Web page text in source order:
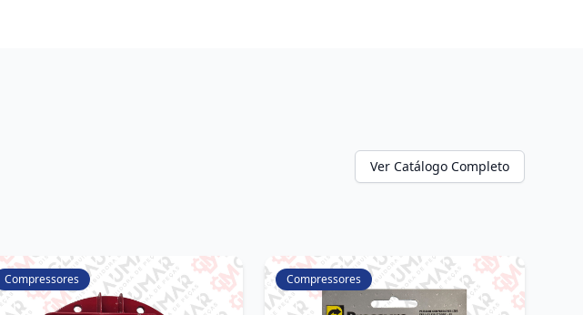
Ver Catálogo Completo
Compressores Compressores